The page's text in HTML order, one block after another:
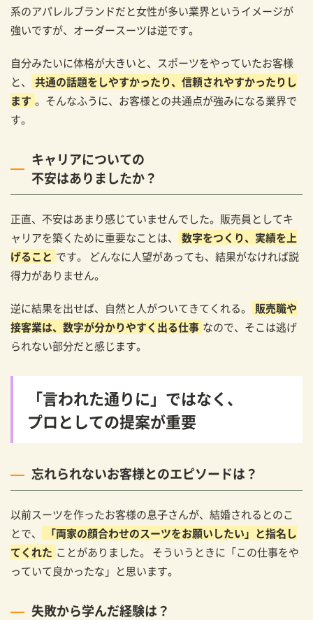
系のアパレルブランドだと女性が多い業界というイメージが
強いですが、オーダースーツは逆です。
自分みたいに体格が大きいと、スポーツをやっていたお客様
と、
共通の話題をしやすかったり、信頼されやすかったりし
ます 。そんなふうに、お客様との共通点が強みになる業界で
す。
キャリアについての
不安はありましたか？
正直、不安はあまり感じていませんでした。販売員としてキ
ャリアを築くために重要なことは、
数字をつくり、実績を上
げること です。 どんなに人望があっても、結果がなければ説
得力がありません。
逆に結果を出せば、自然と人がついてきてくれる。
販売職や
接客業は、数字が分かりやすく出る仕事 なので、そこは逃げ
られない部分だと感じます。
「言われた通りに」ではなく、
プロとしての提案が重要
忘れられないお客様とのエピソードは？
以前スーツを作ったお客様の息子さんが、結婚されるとのこ
とで、
「両家の顔合わせのスーツをお願いしたい」と指名し
てくれた ことがありました。 そういうときに「この仕事をや
っていて良かったな」と思います。
失敗から学んだ経験は？